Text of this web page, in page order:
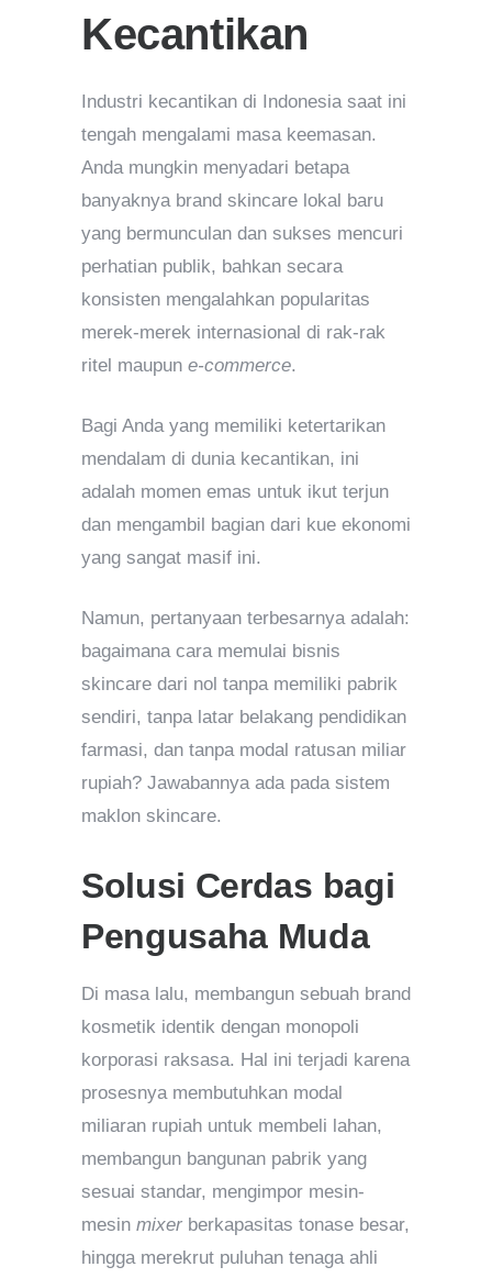
Kecantikan
Industri kecantikan di Indonesia saat ini
tengah mengalami masa keemasan.
Anda mungkin menyadari betapa
banyaknya brand skincare lokal baru
yang bermunculan dan sukses mencuri
perhatian publik, bahkan secara
konsisten mengalahkan popularitas
merek-merek internasional di rak-rak
ritel maupun e-commerce.
Bagi Anda yang memiliki ketertarikan
mendalam di dunia kecantikan, ini
adalah momen emas untuk ikut terjun
dan mengambil bagian dari kue ekonomi
yang sangat masif ini.
Namun, pertanyaan terbesarnya adalah:
bagaimana cara memulai bisnis
skincare dari nol tanpa memiliki pabrik
sendiri, tanpa latar belakang pendidikan
farmasi, dan tanpa modal ratusan miliar
rupiah? Jawabannya ada pada sistem
maklon skincare.
Solusi Cerdas bagi
Pengusaha Muda
Di masa lalu, membangun sebuah brand
kosmetik identik dengan monopoli
korporasi raksasa. Hal ini terjadi karena
prosesnya membutuhkan modal
miliaran rupiah untuk membeli lahan,
membangun bangunan pabrik yang
sesuai standar, mengimpor mesin-
mesin mixer berkapasitas tonase besar,
hingga merekrut puluhan tenaga ahli